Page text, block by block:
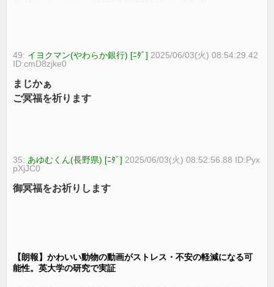
49: イヨクマン(やわらか銀行) [ﾆﾀﾞ] 2025/06/03(火) 08:54:29.42
ID:cmD8zjke0
まじかぁ
ご冥福を祈ります
35: あゆむくん(長野県) [ﾆﾀﾞ] 2025/06/03(火) 08:52:56.88 ID:Pyx
pXjJC0
御冥福をお祈りします
【朗報】かわいい動物の動画がストレス・不安の軽減になる可
能性。英大学の研究で実証